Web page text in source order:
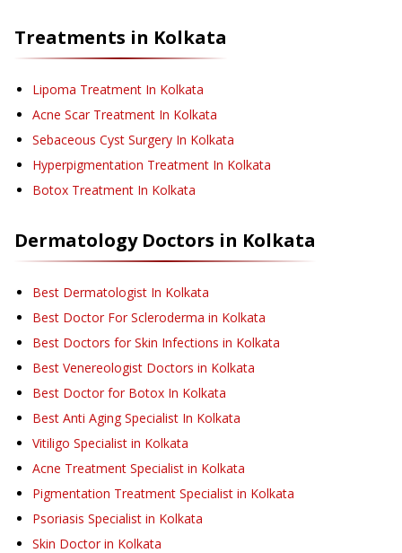
Treatments in Kolkata
Lipoma Treatment In Kolkata
Acne Scar Treatment In Kolkata
Sebaceous Cyst Surgery In Kolkata
Hyperpigmentation Treatment In Kolkata
Botox Treatment In Kolkata
DermatologyDoctors in Kolkata
Best Dermatologist In Kolkata
Best Doctor For Scleroderma in Kolkata
Best Doctors for Skin Infections in Kolkata
Best Venereologist Doctors in Kolkata
Best Doctor for Botox In Kolkata
Best Anti Aging Specialist In Kolkata
Vitiligo Specialist in Kolkata
Acne Treatment Specialist in Kolkata
Pigmentation Treatment Specialist in Kolkata
Psoriasis Specialist in Kolkata
Skin Doctor in Kolkata